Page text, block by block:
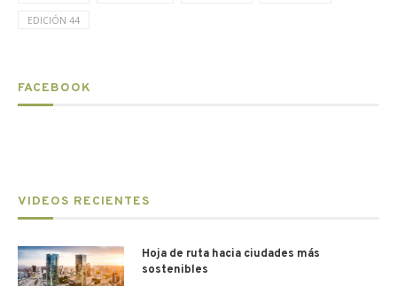
EDICIÓN 44
FACEBOOK
VIDEOS RECIENTES
Hoja de ruta hacia ciudades más
sostenibles